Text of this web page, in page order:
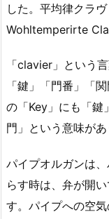
した。平均律クラ
Wohltemperirte
「clavier」という
「鍵」「門番」「
の「Key」にも「鍵
門」という意味が
パイプオルガンは
らす時は、弁が開
す。パイプへの空